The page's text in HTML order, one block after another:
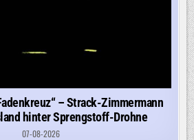
– Strack-Zimmermann
hinter Sprengstoff-Drohne
07-08-2026